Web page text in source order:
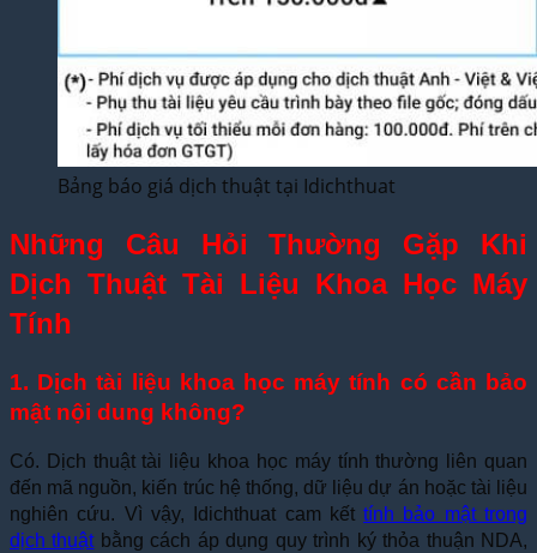
Bảng báo giá dịch thuật tại Idichthuat
Những Câu Hỏi Thường Gặp Khi
Dịch Thuật Tài Liệu Khoa Học Máy
Tính
1. Dịch tài liệu khoa học máy tính có cần bảo
mật nội dung không?
Có. Dịch thuật tài liệu khoa học máy tính thường liên quan
đến mã nguồn, kiến trúc hệ thống, dữ liệu dự án hoặc tài liệu
nghiên cứu. Vì vậy, Idichthuat cam kếttính bảo mật trong
dịch thuậtbằng cách áp dụng quy trình ký thỏa thuận NDA,